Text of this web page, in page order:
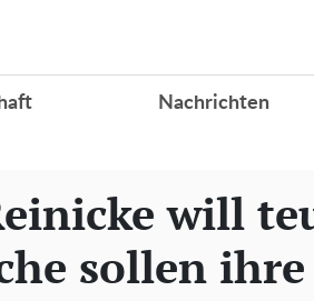
Nachrichten
will
sollen ihre